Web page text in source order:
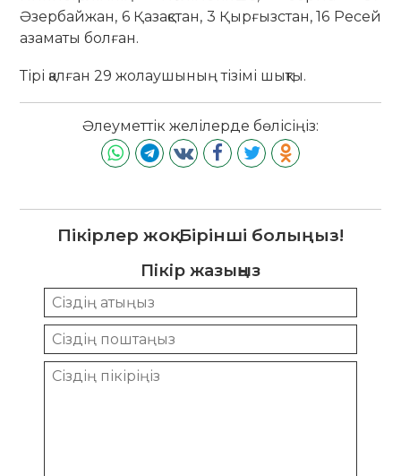
Әзербайжан, 6 Қазақстан, 3 Қырғызстан, 16 Ресей
азаматы болған.
Тірі қалған 29 жолаушының тізімі шықты.
Әлеуметтік желілерде бөлісіңіз:
Пікірлер жоқ. Бірінші болыңыз!
Пікір жазыңыз